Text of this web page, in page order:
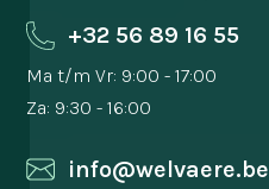
+32 56 89 16 55
Ma t/m Vr: 9:00 - 17:00
Za: 9:30 - 16:00
info@welvaere.be